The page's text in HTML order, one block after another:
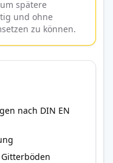
spätere
und ohne
zu können.
nach DIN EN